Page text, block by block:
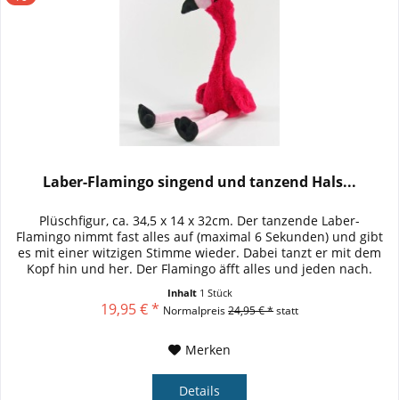
Laber-Flamingo singend und tanzend Hals...
Plüschfigur, ca. 34,5 x 14 x 32cm. Der tanzende Laber-
Flamingo nimmt fast alles auf (maximal 6 Sekunden) und gibt
es mit einer witzigen Stimme wieder. Dabei tanzt er mit dem
Kopf hin und her. Der Flamingo äfft alles und jeden nach.
Inhalt 1 Stück
19,95 € * Normalpreis24,95 € *statt
Merken
Details